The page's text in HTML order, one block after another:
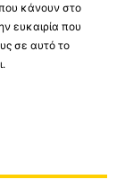
που κάνουν στο
ευκαιρία που
σε αυτό το